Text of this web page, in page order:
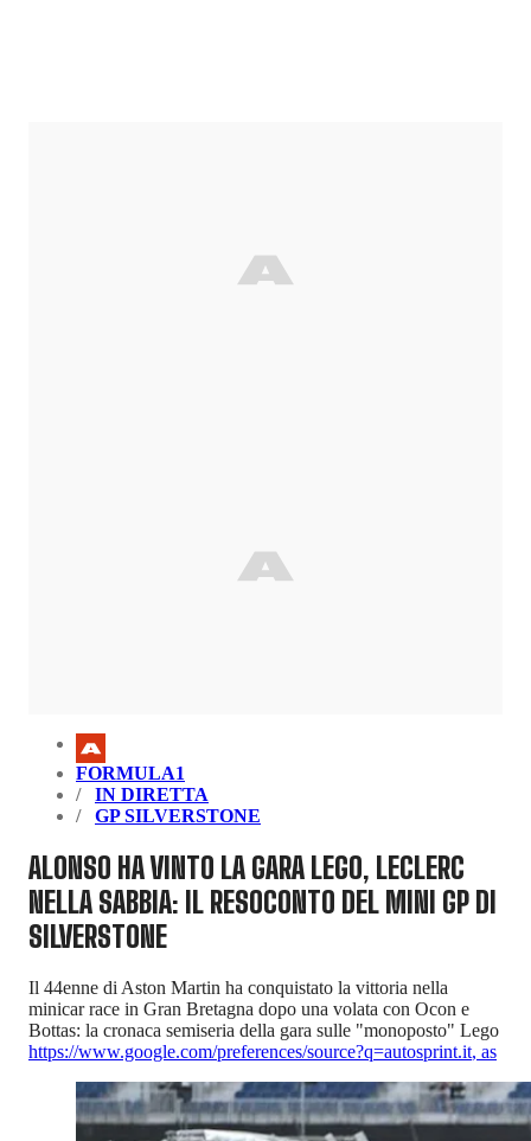
FORMULA1
IN DIRETTA
GP SILVERSTONE
ALONSO HA VINTO LA GARA LEGO, LECLERC
NELLA SABBIA: IL RESOCONTO DEL MINI GP DI
SILVERSTONE
Il 44enne di Aston Martin ha conquistato la vittoria nella
minicar race in Gran Bretagna dopo una volata con Ocon e
Bottas: la cronaca semiseria della gara sulle "monoposto" Lego
https://www.google.com/preferences/source?q=autosprint.it, as